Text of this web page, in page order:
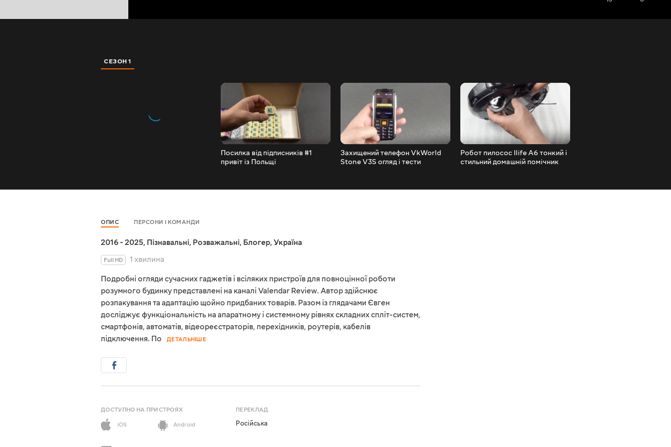
СЕЗОН 1
Посилка від підписників #1
привіт із Польщі
Захищений телефон VkWorld
Stone V3S огляд і тести
Робот пилосос Ilife A6 тонкий і
стильний домашній помічник
ОПИС ПЕРСОНИ І КОМАНДИ
2016 - 2025, Пізнавальні, Розважальні, Блогер, Україна
Full HD
1 хвилина
Подробні огляди сучасних гаджетів і всіляких пристроїв для повноцінної роботи
розумного будинку представлені на каналі Valendar Review. Автор здійснює
розпакування та адаптацію щойно придбаних товарів. Разом із глядачами Євген
досліджує функціональність на апаратному і системному рівнях складних спліт-систем,
смартфонів, автоматів, відеореєстраторів, перехідників, роутерів, кабелів
підключення. По
ДЕТАЛЬНІШЕ
ДОСТУПНО НА ПРИСТРОЯХ
iOS
Android
ПЕРЕКЛАД
Російська